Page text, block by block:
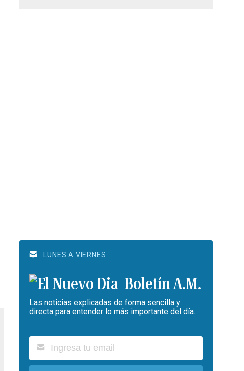
LUNES A VIERNES
Boletín A.M.
Las noticias explicadas de forma sencilla y
directa para entender lo más importante del día.